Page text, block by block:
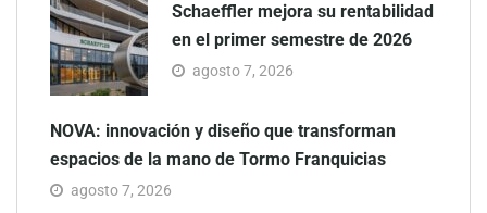
Schaeffler mejora su rentabilidad
en el primer semestre de 2026
agosto 7, 2026
NOVA: innovación y diseño que transforman
espacios de la mano de Tormo Franquicias
agosto 7, 2026